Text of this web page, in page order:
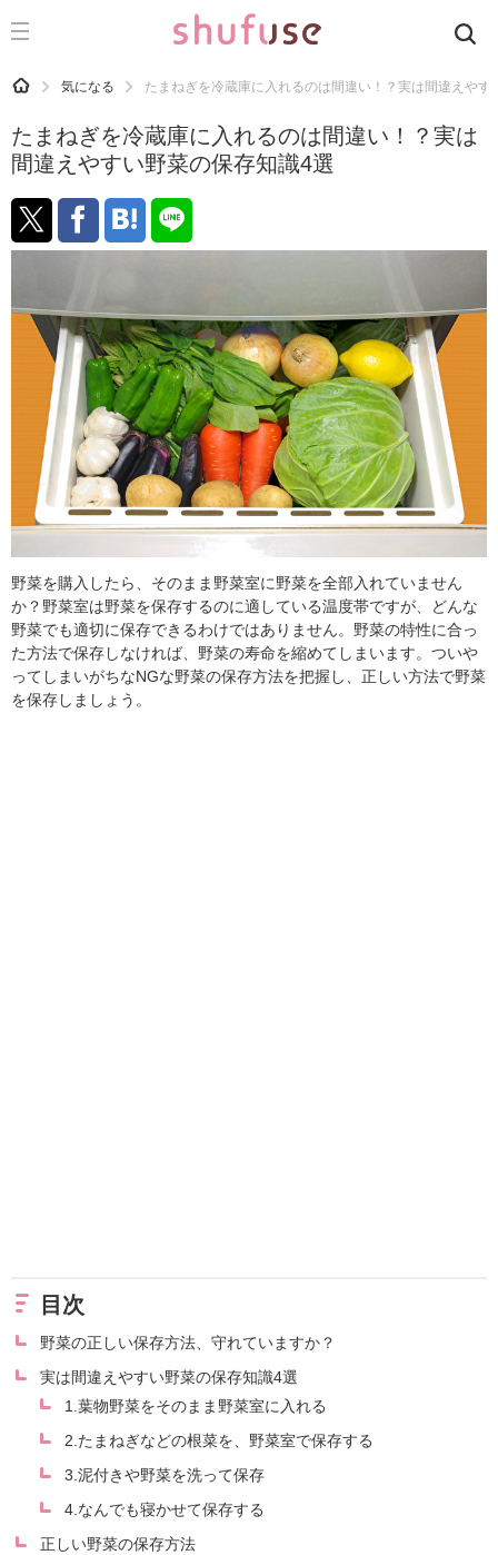
CATEGORY 記事カテゴリ
運気
洗濯
生活の知恵
掃除
マナー
趣味
食材辞典
おすすめ
HOME 気になる たまねぎを冷蔵庫に入れるのは間違い！？実は間違えやす
たまねぎを冷蔵庫に入れるのは間違い！？実は
間違えやすい野菜の保存知識4選
野菜を購入したら、そのまま野菜室に野菜を全部入れていません
か？野菜室は野菜を保存するのに適している温度帯ですが、どんな
野菜でも適切に保存できるわけではありません。野菜の特性に合っ
た方法で保存しなければ、野菜の寿命を縮めてしまいます。ついや
ってしまいがちなNGな野菜の保存方法を把握し、正しい方法で野菜
を保存しましょう。
目次
野菜の正しい保存方法、守れていますか？
実は間違えやすい野菜の保存知識4選
1.葉物野菜をそのまま野菜室に入れる
2.たまねぎなどの根菜を、野菜室で保存する
3.泥付きや野菜を洗って保存
4.なんでも寝かせて保存する
正しい野菜の保存方法